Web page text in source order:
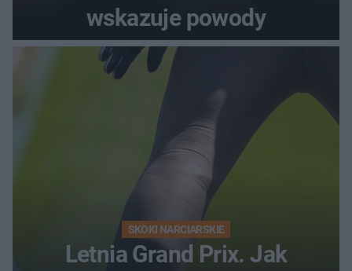
wskazuje powody
SKOKI NARCIARSKIE
Letnia Grand Prix. Jak